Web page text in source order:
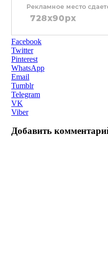
Facebook
Twitter
Pinterest
WhatsApp
Email
Tumblr
Telegram
VK
Viber
Добавить